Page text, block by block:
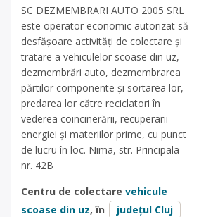
SC DEZMEMBRARI AUTO 2005 SRL
este operator economic autorizat să
desfăşoare activităţi de colectare şi
tratare a vehiculelor scoase din uz,
dezmembrări auto, dezmembrarea
părtilor componente și sortarea lor,
predarea lor către reciclatori în
vederea coincinerării, recuperarii
energiei și materiilor prime, cu punct
de lucru în loc. Nima, str. Principala
nr. 42B
Centru de colectare vehicule
scoase din uz, în
județul Cluj